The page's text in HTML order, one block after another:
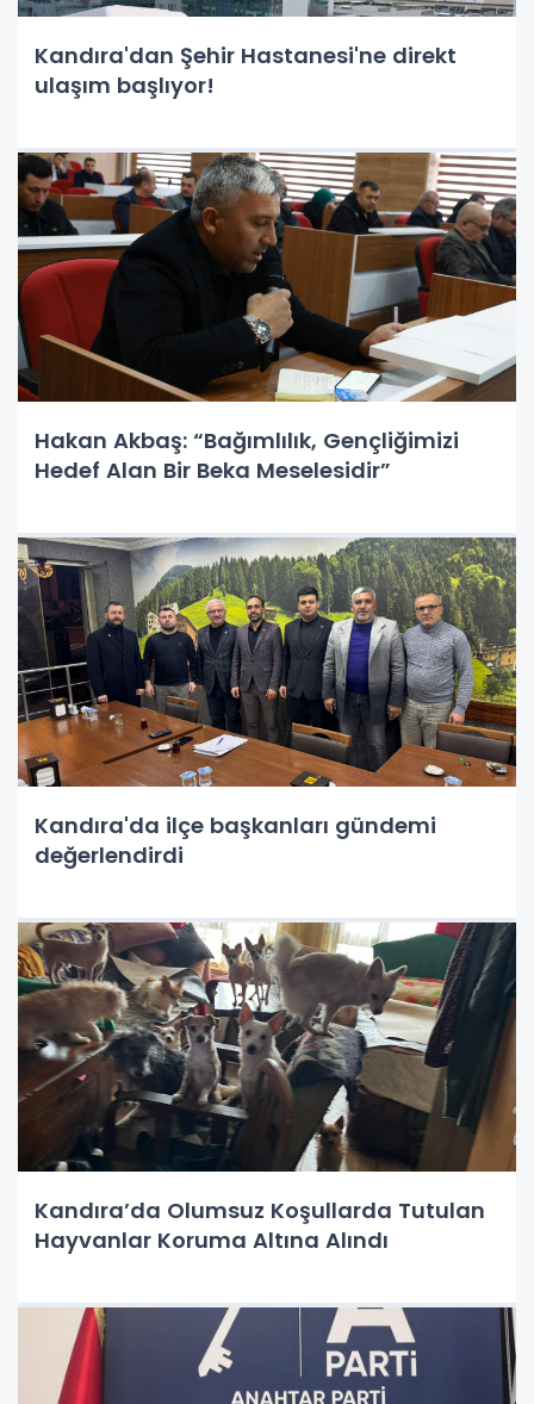
Kandıra'dan Şehir Hastanesi'ne direkt
ulaşım başlıyor!
Hakan Akbaş: “Bağımlılık, Gençliğimizi
Hedef Alan Bir Beka Meselesidir”
Kandıra'da ilçe başkanları gündemi
değerlendirdi
Kandıra’da Olumsuz Koşullarda Tutulan
Hayvanlar Koruma Altına Alındı